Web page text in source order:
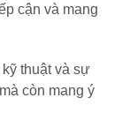
cận và mang
thuật và sự
còn mang ý